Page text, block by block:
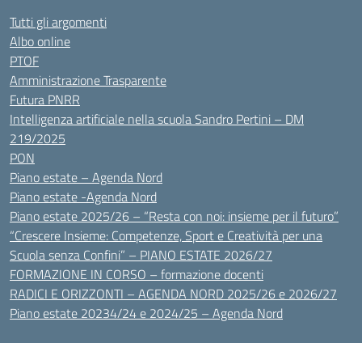
Tutti gli argomenti
Albo online
PTOF
Amministrazione Trasparente
Futura PNRR
Intelligenza artificiale nella scuola Sandro Pertini – DM
219/2025
PON
Piano estate – Agenda Nord
Piano estate -Agenda Nord
Piano estate 2025/26 – “Resta con noi: insieme per il futuro”
“Crescere Insieme: Competenze, Sport e Creatività per una
Scuola senza Confini” – PIANO ESTATE 2026/27
FORMAZIONE IN CORSO – formazione docenti
RADICI E ORIZZONTI – AGENDA NORD 2025/26 e 2026/27
Piano estate 20234/24 e 2024/25 – Agenda Nord